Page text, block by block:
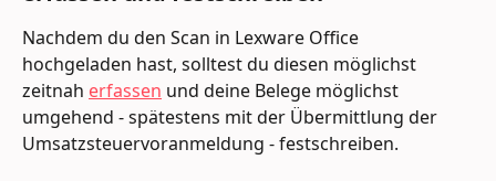
Nachdem du den Scan in Lexware Office
hochgeladen hast, solltest du diesen möglichst
zeitnah erfassen und deine Belege möglichst
umgehend - spätestens mit der Übermittlung der
Umsatzsteuervoranmeldung - festschreiben.